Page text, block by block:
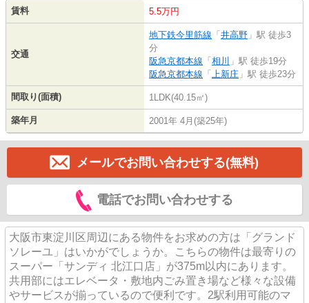
賃料 5.5万円
交通
地下鉄今里筋線 「 井高野 」駅 徒歩3
分
阪急京都本線 「 相川 」駅 徒歩19分
阪急京都本線 「 上新庄 」駅 徒歩23分
間取り(面積) 1LDK(40.15㎡)
築年月 2001年 4月(築25年)
メールでお問い合わせする(無料)
電話でお問い合わせする
大阪市東淀川区周辺にある物件をお求めの方は「グランド
ソレーユ」はいかがでしょうか。こちらの物件は最寄りの
スーパー「サンディ 北江口店」が375m以内にあります。
共用部にはエレベータ・敷地内ごみ置き場など様々な設備
やサービスが揃っているので便利です。2駅利用可能のマ